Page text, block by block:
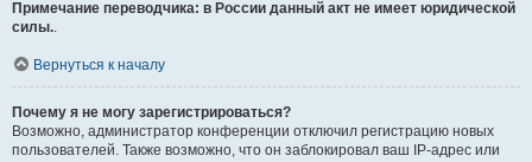
Примечание переводчика: в России данный акт не имеет юридической
силы..
Вернуться к началу
Почему я не могу зарегистрироваться?
Возможно, администратор конференции отключил регистрацию новых
пользователей. Также возможно, что он заблокировал ваш IP-адрес или